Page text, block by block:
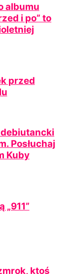
albumu
i po” to
przed
Posłuchaj
Kuby
„911”
ktoś